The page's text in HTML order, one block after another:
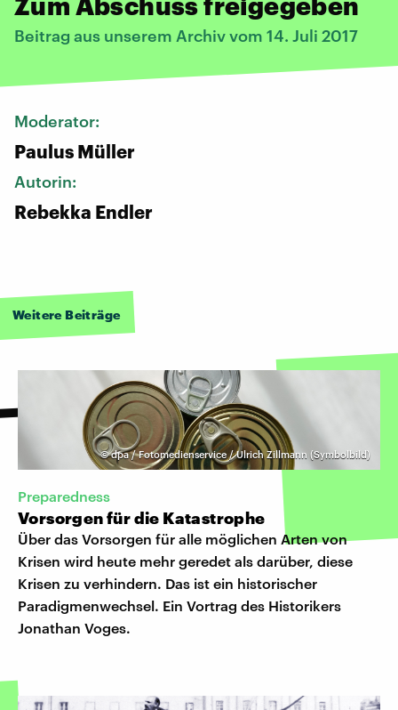
Beitrag aus unserem Archiv vom 14. Juli 2017
Moderator:
Paulus Müller
Autorin:
Rebekka Endler
Weitere Beiträge
©dpa / Fotomedienservice / Ulrich Zillmann (Symbolbild)
Preparedness
Vorsorgen für die Katastrophe
Über das Vorsorgen für alle möglichen Arten von
Krisen wird heute mehr geredet als darüber, diese
Krisen zu verhindern. Das ist ein historischer
Paradigmenwechsel. Ein Vortrag des Historikers
Jonathan Voges.